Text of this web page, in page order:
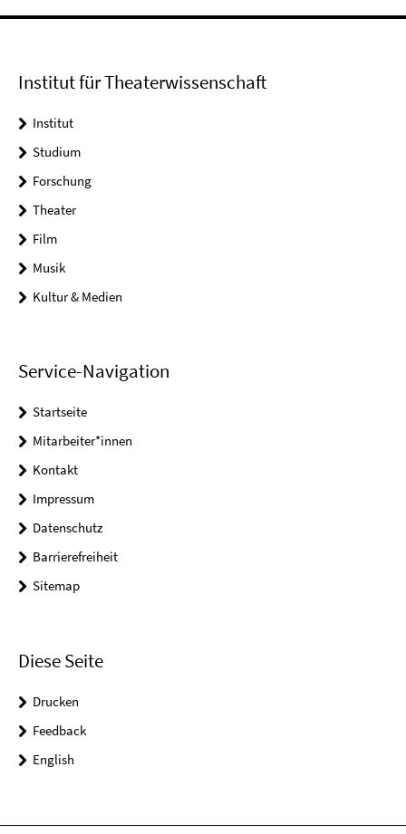
Institut für Theaterwissenschaft
Institut
Studium
Forschung
Theater
Film
Musik
Kultur & Medien
Service-Navigation
Startseite
Mitarbeiter*innen
Kontakt
Impressum
Datenschutz
Barrierefreiheit
Sitemap
Diese Seite
Drucken
Feedback
English